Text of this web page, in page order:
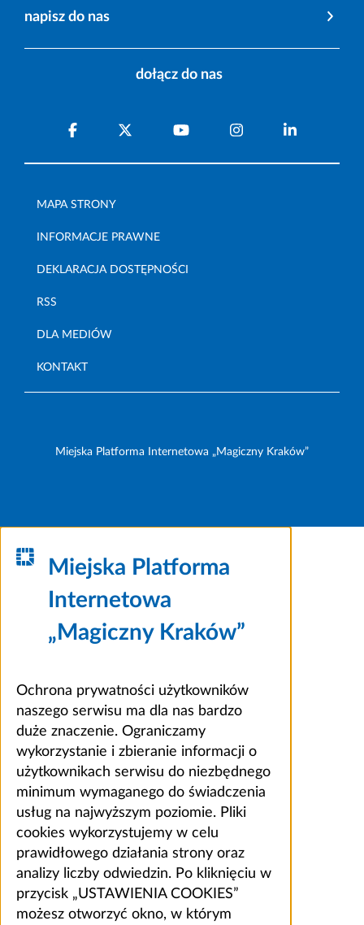
napisz do nas
dołącz do nas
MAPA STRONY
INFORMACJE PRAWNE
DEKLARACJA DOSTĘPNOŚCI
RSS
DLA MEDIÓW
KONTAKT
Miejska Platforma Internetowa „Magiczny Kraków”
Miejska Platforma
Internetowa
„Magiczny Kraków”
Ochrona prywatności użytkowników
naszego serwisu ma dla nas bardzo
duże znaczenie. Ograniczamy
wykorzystanie i zbieranie informacji o
użytkownikach serwisu do niezbędnego
minimum wymaganego do świadczenia
usług na najwyższym poziomie. Pliki
cookies wykorzystujemy w celu
prawidłowego działania strony oraz
analizy liczby odwiedzin. Po kliknięciu w
przycisk „USTAWIENIA COOKIES”
możesz otworzyć okno, w którym